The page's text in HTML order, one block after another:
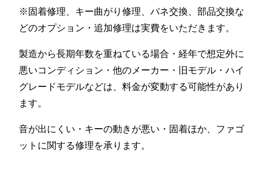
※固着修理、キー曲がり修理、バネ交換、部品交換な
どのオプション・追加修理は実費をいただきます。
製造から長期年数を重ねている場合・経年で想定外に
悪いコンディション・他のメーカー・旧モデル・ハイ
グレードモデルなどは、料金が変動する可能性があり
ます。
音が出にくい・キーの動きが悪い・固着ほか、ファゴ
ットに関する修理を承ります。